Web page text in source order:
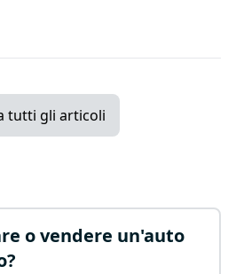
tutti gli articoli
o vendere un'auto